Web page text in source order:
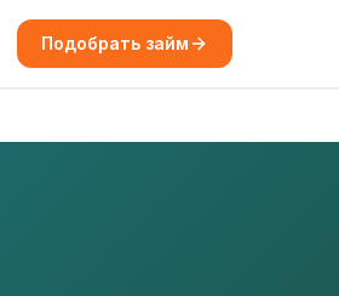
Подобрать займ